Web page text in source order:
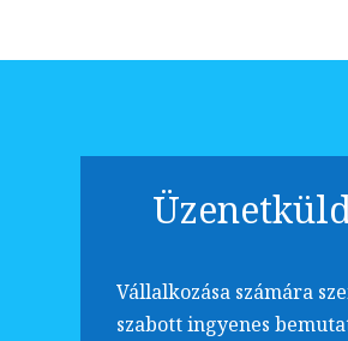
Vállalkozása számára
szabott ingyenes